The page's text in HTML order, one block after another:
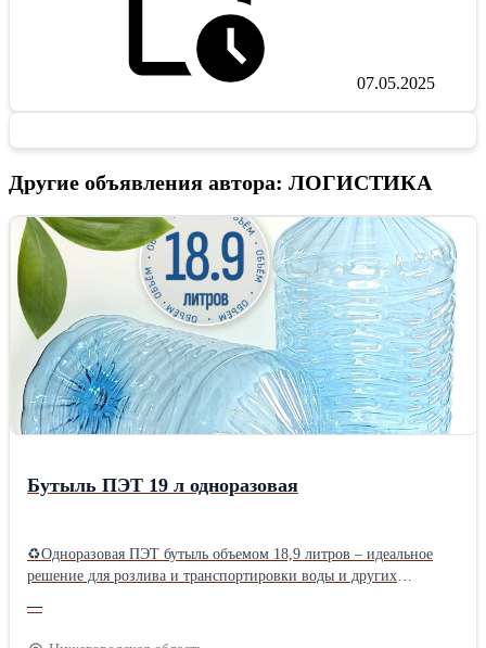
07.05.2025
Другие объявления автора: ЛОГИСТИКА
Бутыль ПЭТ 19 л одноразовая
♻Одноразовая ПЭТ бутыль объемом 18,9 литров – идеальное
решение для розлива и транспортировки воды и других
экономичность, что делает ее оптимальным выбором для
предприятий, занимающихся производством и доставкой
—